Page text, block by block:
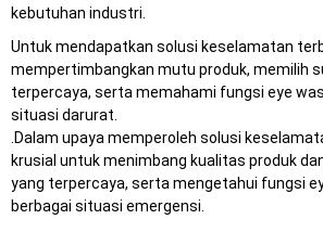
kebutuhan industri.
Untuk mendapatkan solusi keselamatan
mempertimbangkan mutu produk, memilih
terpercaya, serta memahami fungsi eye
situasi darurat.
.Dalam upaya memperoleh solusi
krusial untuk menimbang kualitas produk
yang terpercaya, serta mengetahui fungsi
berbagai situasi emergensi.